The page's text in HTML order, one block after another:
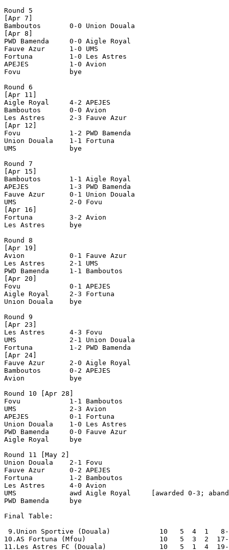
Round 5
[Apr 7]
Bamboutos       0-0 Union Douala
[Apr 8]
PWD Bamenda     0-0 Aigle Royal
Fauve Azur      1-0 UMS
Fortuna         1-0 Les Astres
APEJES          1-0 Avion
Fovu            bye
Round 6
[Apr 11]
Aigle Royal     4-2 APEJES
Bamboutos       0-0 Avion
Les Astres      2-3 Fauve Azur
[Apr 12]
Fovu            1-2 PWD Bamenda
Union Douala    1-1 Fortuna
UMS             bye
Round 7
[Apr 15]
Bamboutos       1-1 Aigle Royal
APEJES          1-3 PWD Bamenda
Fauve Azur      0-1 Union Douala
UMS             2-0 Fovu
[Apr 16]
Fortuna         3-2 Avion
Les Astres      bye
Round 8
[Apr 19]
Avion           0-1 Fauve Azur
Les Astres      2-1 UMS
PWD Bamenda     1-1 Bamboutos
[Apr 20]
Fovu            0-1 APEJES
Aigle Royal     2-3 Fortuna
Union Douala    bye
Round 9
[Apr 23]
Les Astres      4-3 Fovu
UMS             2-1 Union Douala
Fortuna         1-2 PWD Bamenda
[Apr 24]
Fauve Azur      2-0 Aigle Royal
Bamboutos       0-2 APEJES
Avion           bye
Round 10 [Apr 28]
Fovu            1-1 Bamboutos
UMS             2-3 Avion
APEJES          0-1 Fortuna
Union Douala    1-0 Les Astres
PWD Bamenda     0-0 Fauve Azur
Aigle Royal     bye
Round 11 [May 2]
Union Douala    2-1 Fovu
Fauve Azur      0-2 APEJES
Fortuna         1-2 Bamboutos
Les Astres      4-0 Avion
UMS             awd Aigle Royal     [awarded 0-3;
PWD Bamenda     bye
Final Table:
9.Union Sportive (Douala)            10   5  4  1
10.AS Fortuna (Mfou)                  10   5  3  2  17-
11.Les Astres FC (Douala)             10   5  1  4  19-